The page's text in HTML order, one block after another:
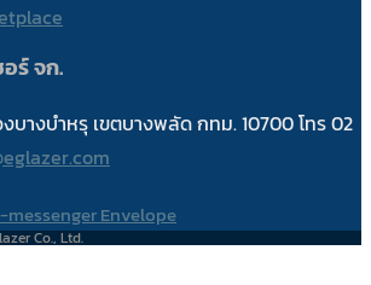
ร์ จก.
บางบำหรุ เขตบางพลัด กทม. 10700 โทร 02
messengerEnvelope
Co., Ltd.